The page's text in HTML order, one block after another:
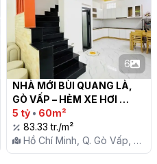
6
NHÀ MỚI BÙI QUANG LÀ,
GÒ VẤP – HẺM XE HƠI
THÔNG - 60M2 – 5 TỶ
5 tỷ • 60m²
83.33 tr./m²
Hồ Chí Minh, Q. Gò Vấp, P.
12